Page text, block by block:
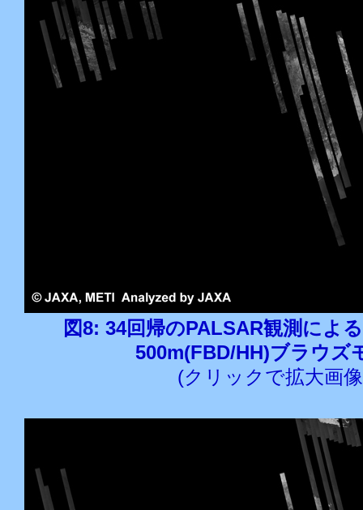
図8: 34回帰のPALSAR観測によ
500m(FBD/HH)ブラウズ
(クリックで拡大画